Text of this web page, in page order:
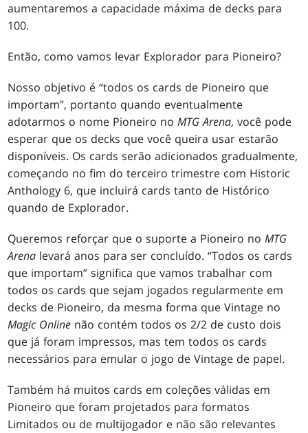
aumentaremos a capacidade máxima de decks para
100.
Então, como vamos levar Explorador para Pioneiro?
Nosso objetivo é “todos os cards de Pioneiro que
importam”, portanto quando eventualmente
adotarmos o nome Pioneiro noMTG Arena, você pode
esperar que os decks que você queira usar estarão
disponíveis. Os cards serão adicionados gradualmente,
começando no fim do terceiro trimestre com Historic
Anthology 6, que incluirá cards tanto de Histórico
quando de Explorador.
Queremos reforçar que o suporte a Pioneiro noMTG
Arena levará anos para ser concluído. “Todos os cards
que importam” significa que vamos trabalhar com
todos os cards que sejam jogados regularmente em
decks de Pioneiro, da mesma forma que Vintage no
Magic Online não contém todos os 2/2 de custo dois
que já foram impressos, mas tem todos os cards
necessários para emular o jogo de Vintage de papel.
Também há muitos cards em coleções válidas em
Pioneiro que foram projetados para formatos
Limitados ou de multijogador e não são relevantes